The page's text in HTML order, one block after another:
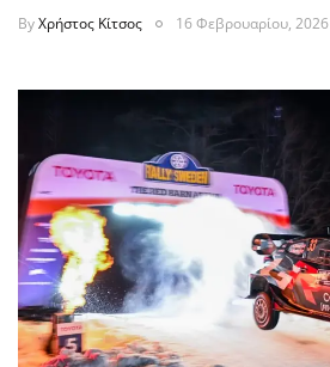
ByΧρήστος Κίτσος 16 Φεβρουαρίου, 2026